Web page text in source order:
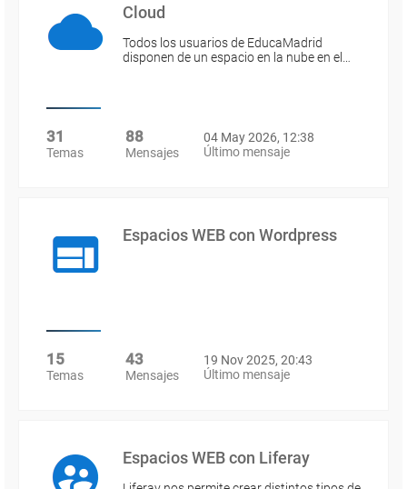
Cloud
Todos los usuarios de EducaMadrid
disponen de un espacio en la nube en el…
31
Temas
88
Mensajes
04 May 2026, 12:38
Último mensaje
Espacios WEB con Wordpress
15
Temas
43
Mensajes
19 Nov 2025, 20:43
Último mensaje
Espacios WEB con Liferay